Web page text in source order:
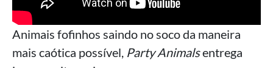
Animais fofinhos saindo no soco da maneira
mais caótica possível, Party Animalsentrega